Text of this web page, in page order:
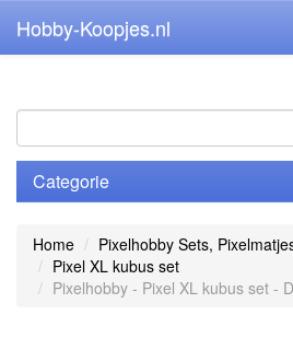
Hobby-Koopjes.nl
Categorie
Home
Pixelhobby Sets,
Pixel XL kubus set
Pixelhobby - Pixel XL kubus set -